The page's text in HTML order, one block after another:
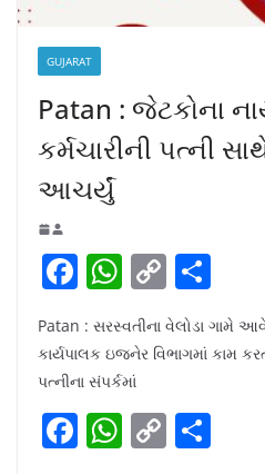
GUJARAT
Patan : જેટકોના
કર્મચારીની પત્ની
આચર્યું
F
c
e
b
o
W
h
at
s
A
p
C
o
p
Li
n
h
ar
Patan : સરસ્વતીના વેલોડા ગામે
કાર્યપાલક ઇજનેર વિભાગમાં કામ
પત્નીના સંપર્કમાં
F W C